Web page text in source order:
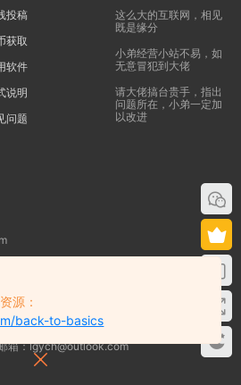
投稿
获取
软件
说明
问题
这么大的互联网，相见
既是缘分
小弟经营小站不易，如
无意冒犯到大佬
请大佬搞台贵手，指出
问题所在，小弟一定加
以改进
蓝光演唱会下载服务
源来源于网络用户网盘投稿，本站服务器不储
者所有，若侵犯了您的合法权益，请联系我们
删除！
箱：lgych@outlook.com
源：
back-to-basics